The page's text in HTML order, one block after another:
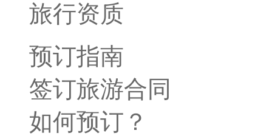
旅行资质
预订指南
签订旅游合同
如何预订？